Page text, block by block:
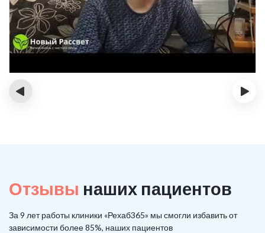
‹ ›
Отзывы наших пациентов
За 9 лет работы клиники «Рехаб365» мы смогли избавить от
зависимости более 85%, наших пациентов